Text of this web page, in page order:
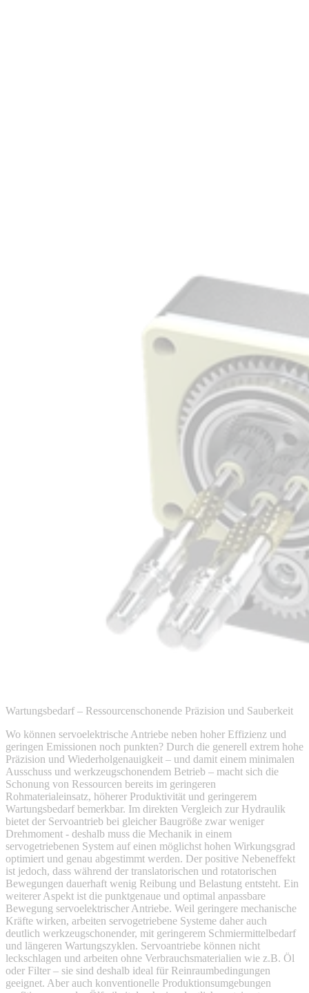
Wartungsbedarf – Ressourcenschonende Präzision und Sauberkeit
Wo können servoelektrische Antriebe neben hoher Effizienz und
geringen Emissionen noch punkten? Durch die generell extrem hohe
Präzision und Wiederholgenauigkeit – und damit einem minimalen
Ausschuss und werkzeugschonendem Betrieb – macht sich die
Schonung von Ressourcen bereits im geringeren
Rohmaterialeinsatz, höherer Produktivität und geringerem
Wartungsbedarf bemerkbar. Im direkten Vergleich zur Hydraulik
bietet der Servoantrieb bei gleicher Baugröße zwar weniger
Drehmoment - deshalb muss die Mechanik in einem
servogetriebenen System auf einen möglichst hohen Wirkungsgrad
optimiert und genau abgestimmt werden. Der positive Nebeneffekt
ist jedoch, dass während der translatorischen und rotatorischen
Bewegungen dauerhaft wenig Reibung und Belastung entsteht. Ein
weiterer Aspekt ist die punktgenaue und optimal anpassbare
Bewegung servoelektrischer Antriebe. Weil geringere mechanische
Kräfte wirken, arbeiten servogetriebene Systeme daher auch
deutlich werkzeugschonender, mit geringerem Schmiermittelbedarf
und längeren Wartungszyklen. Servoantriebe können nicht
leckschlagen und arbeiten ohne Verbrauchsmaterialien wie z.B. Öl
oder Filter – sie sind deshalb ideal für Reinraumbedingungen
geeignet. Aber auch konventionelle Produktionsumgebungen